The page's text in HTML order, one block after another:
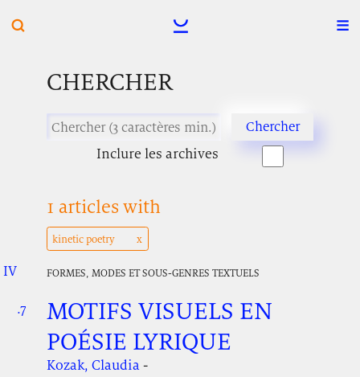
CHERCHER
Inclure les archives
1 articles with
kinetic poetry
IV. FORMES, MODES ET SOUS-GENRES TEXTUELS
.7.
MOTIFS VISUELS EN
POÉSIE LYRIQUE
Kozak, Claudia-